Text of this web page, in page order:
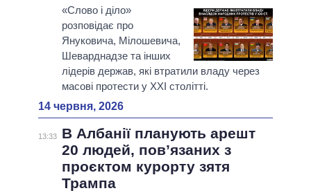
«Слово і діло»
розповідає про
Януковича, Мілошевича,
Шеварднадзе та інших
лідерів держав, які втратили владу через
масові протести у XXI столітті.
14 червня, 2026
13:33
В Албанії планують арешт
20 людей, пов’язаних з
проєктом курорту зятя
Трампа